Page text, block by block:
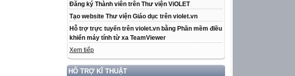
Đăng ký Thành viên trên Thư viện ViOLET
Tạo website Thư viện Giáo dục trên violet.vn
Hỗ trợ trực tuyến trên violet.vn bằng Phần mềm điều
khiển máy tính từ xa TeamViewer
Xem tiếp
HỖ TRỢ KĨ THUẬT